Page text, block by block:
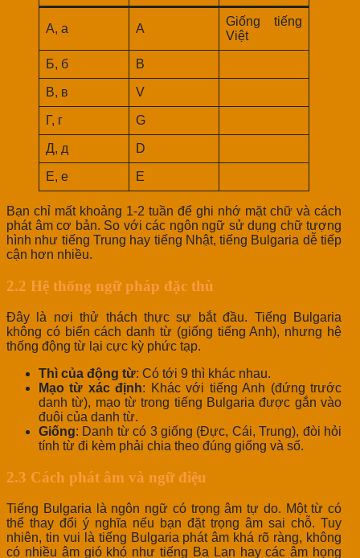
А, а A
Giống tiếng
Việt
Б, б B
В, в V
Г, г G
Д, д D
Е, е E
Bạn chỉ mất khoảng 1-2 tuần để ghi nhớ mặt chữ và cách
phát âm cơ bản. So với các ngôn ngữ sử dụng chữ tượng
hình như tiếng Trung hay tiếng Nhật, tiếng Bulgaria dễ tiếp
cận hơn nhiều.
2.2 Hệ thống ngữ pháp đặc thù
Đây là nơi thử thách thực sự bắt đầu. Tiếng Bulgaria
không có biến cách danh từ (giống tiếng Anh), nhưng hệ
thống động từ lại cực kỳ phức tạp.
Thì của động từ: Có tới 9 thì khác nhau.
Mạo từ xác định: Khác với tiếng Anh (đứng trước
danh từ), mạo từ trong tiếng Bulgaria được gắn vào
đuôi của danh từ.
Giống: Danh từ có 3 giống (Đực, Cái, Trung), đòi hỏi
tính từ đi kèm phải chia theo đúng giống và số.
2.3 Cách phát âm và ngữ điệu
Tiếng Bulgaria là ngôn ngữ có trọng âm tự do. Một từ có
thể thay đổi ý nghĩa nếu bạn đặt trọng âm sai chỗ. Tuy
nhiên, tin vui là tiếng Bulgaria phát âm khá rõ ràng, không
có nhiều âm gió khó như tiếng Ba Lan hay các âm họng